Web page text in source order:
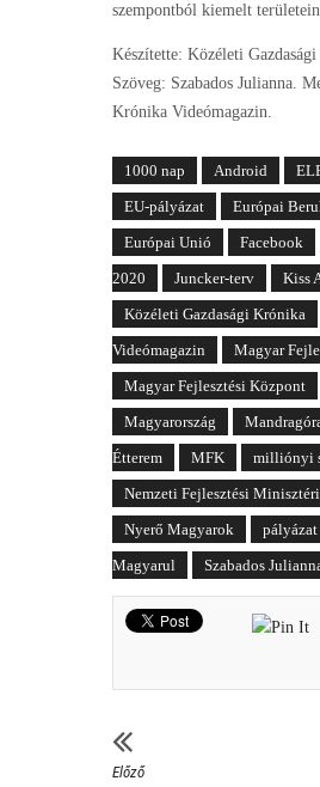
szempontból kiemelt
Készítette: Közéleti
Szöveg: Szabados Julianna.
Krónika Videómagazin.
1000 nap Android
EU-pályázat
Európai
Európai Unió
Facebook
2020
Juncker-terv
Kiss
Közéleti Gazdasági Krónika
Videómagazin
Magyar
Magyar Fejlesztési Központ
Magyarország
Étterem
MFK
milliónyi
Nemzeti Fejlesztési
Nyerő Magyarok
pályázat
Magyarul
Szabados
Előző